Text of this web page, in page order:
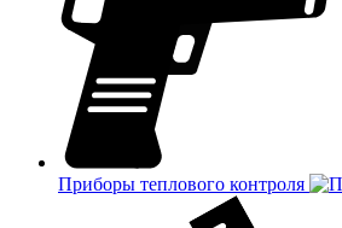
Приборы теплового контроля